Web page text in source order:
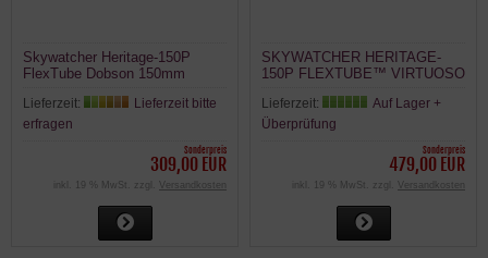
Skywatcher Heritage-150P
FlexTube Dobson 150mm
Lieferzeit:
Lieferzeit bitte
erfragen
Sonderpreis
309,00 EUR
inkl. 19 % MwSt. zzgl. Versandkosten
SKYWATCHER HERITAGE-
150P FLEXTUBE™ VIRTUOSO
Lieferzeit:
Auf Lager +
Überprüfung
Sonderpreis
479,00 EUR
inkl. 19 % MwSt. zzgl. Versandkosten